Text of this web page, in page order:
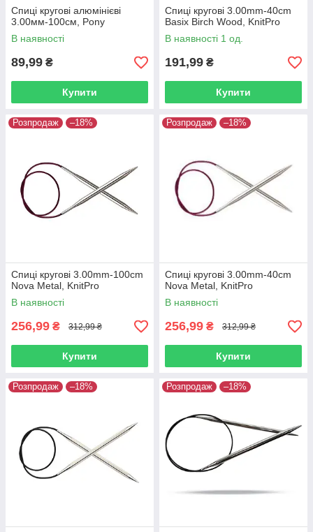
Спиці кругові алюмінієві
3.00мм-100см, Pony
В наявності
89,99 ₴
Купити
Спиці кругові 3.00mm-40cm
Basix Birch Wood, KnitPro
В наявності 1 од.
191,99 ₴
Купити
Розпродаж –18%
Спиці кругові 3.00mm-100cm
Nova Metal, KnitPro
В наявності
256,99 ₴ 312,99 ₴
Купити
Розпродаж –18%
Спиці кругові 3.00mm-40cm
Nova Metal, KnitPro
В наявності
256,99 ₴ 312,99 ₴
Купити
Розпродаж –18% Розпродаж –18%